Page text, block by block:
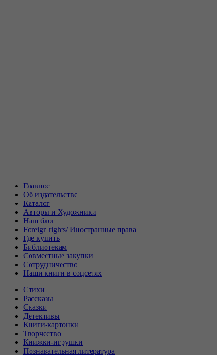
Главное
Об издательстве
Каталог
Авторы и Художники
Наш блог
Foreign rights/ Иностранные права
Где купить
Библиотекам
Совместные закупки
Сотрудничество
Наши книги в соцсетях
Стихи
Рассказы
Сказки
Детективы
Книги-картонки
Творчество
Книжки-игрушки
Познавательная литература